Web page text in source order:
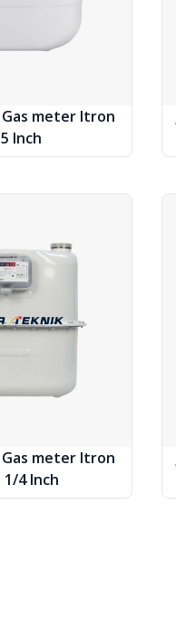
Gas meter Itron
Inch
Gas meter Itron
1/4 Inch